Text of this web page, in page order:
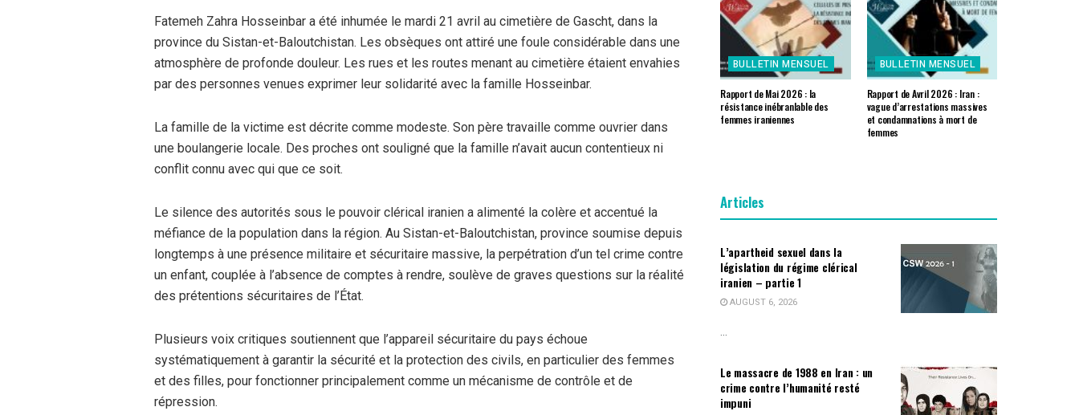
Fatemeh Zahra Hosseinbar a été inhumée le mardi 21 avril au cimetière de Gascht, dans la
province du Sistan-et-Baloutchistan. Les obsèques ont attiré une foule considérable dans une
atmosphère de profonde douleur. Les rues et les routes menant au cimetière étaient envahies
par des personnes venues exprimer leur solidarité avec la famille Hosseinbar.
La famille de la victime est décrite comme modeste. Son père travaille comme ouvrier dans
une boulangerie locale. Des proches ont souligné que la famille n’avait aucun contentieux ni
conflit connu avec qui que ce soit.
Le silence des autorités sous le pouvoir clérical iranien a alimenté la colère et accentué la
méfiance de la population dans la région. Au Sistan-et-Baloutchistan, province soumise depuis
longtemps à une présence militaire et sécuritaire massive, la perpétration d’un tel crime contre
un enfant, couplée à l’absence de comptes à rendre, soulève de graves questions sur la réalité
des prétentions sécuritaires de l’État.
Plusieurs voix critiques soutiennent que l’appareil sécuritaire du pays échoue
systématiquement à garantir la sécurité et la protection des civils, en particulier des femmes
et des filles, pour fonctionner principalement comme un mécanisme de contrôle et de
répression.
BULLETIN MENSUEL
Rapport de Mai 2026 : la
résistance inébranlable des
femmes iraniennes
BULLETIN MENSUEL
Rapport de Avril 2026 : Iran :
vague d’arrestations massives
et condamnations à mort de
femmes
Articles
L’apartheid sexuel dans la
législation du régime clérical
iranien – partie 1
AUGUST 6, 2026
...
Le massacre de 1988 en Iran : un
crime contre l’humanité resté
impuni